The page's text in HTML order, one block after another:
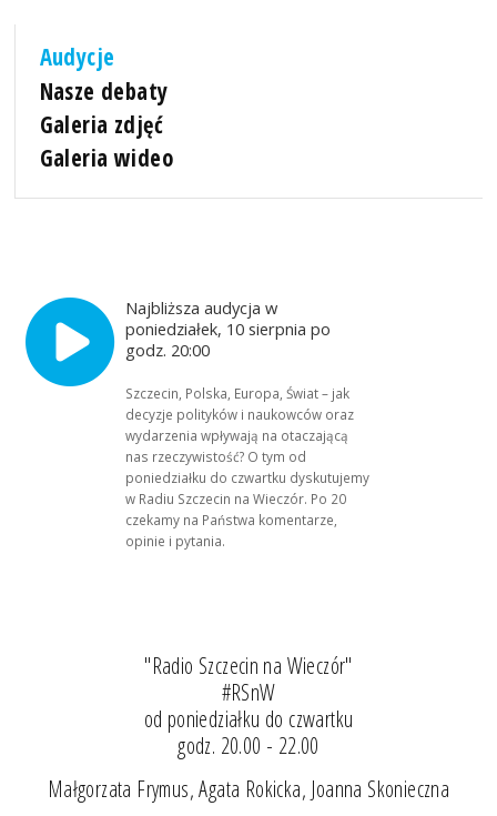
Audycje
Nasze debaty
Galeria zdjęć
Galeria wideo
Najbliższa audycja w
poniedziałek, 10 sierpnia po
godz. 20:00
Szczecin, Polska, Europa, Świat – jak
decyzje polityków i naukowców oraz
wydarzenia wpływają na otaczającą
nas rzeczywistość? O tym od
poniedziałku do czwartku dyskutujemy
w Radiu Szczecin na Wieczór. Po 20
czekamy na Państwa komentarze,
opinie i pytania.
"Radio Szczecin na Wieczór"
#RSnW
od poniedziałku do czwartku
godz. 20.00 - 22.00
Małgorzata Frymus, Agata Rokicka, Joanna Skonieczna